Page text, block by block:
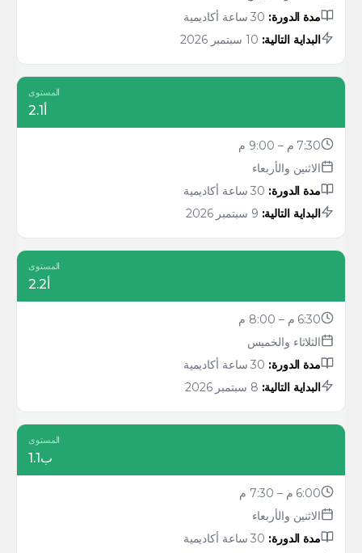
مدة الدورة:
البداية التالية:
المستوى
أ2.1
7:30 م – 9:00 م
الاثنين والأربعاء
مدة الدورة:
البداية التالية:
المستوى
أ2.2
6:30 م – 8:00 م
الثلاثاء والخميس
مدة الدورة:
البداية التالية:
المستوى
ب1.1
6:00 م – 7:30 م
الاثنين والأربعاء
مدة الدورة: